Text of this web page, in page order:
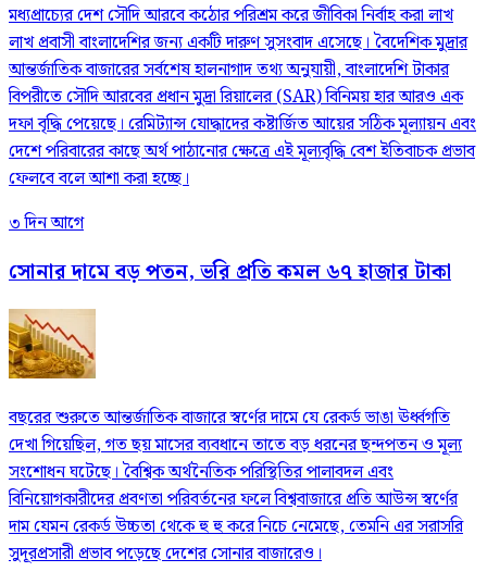
মধ্যপ্রাচ্যের দেশ সৌদি আরবে কঠোর পরিশ্রম করে জীবিকা নির্বাহ করা লাখ
লাখ প্রবাসী বাংলাদেশির জন্য একটি দারুণ সুসংবাদ এসেছে। বৈদেশিক মুদ্রার
আন্তর্জাতিক বাজারের সর্বশেষ হালনাগাদ তথ্য অনুযায়ী, বাংলাদেশি টাকার
বিপরীতে সৌদি আরবের প্রধান মুদ্রা রিয়ালের (SAR) বিনিময় হার আরও এক
দফা বৃদ্ধি পেয়েছে। রেমিট্যান্স যোদ্ধাদের কষ্টার্জিত আয়ের সঠিক মূল্যায়ন এবং
দেশে পরিবারের কাছে অর্থ পাঠানোর ক্ষেত্রে এই মূল্যবৃদ্ধি বেশ ইতিবাচক প্রভাব
ফেলবে বলে আশা করা হচ্ছে।
৩ দিন আগে
সোনার দামে বড় পতন, ভরি প্রতি কমল ৬৭ হাজার টাকা
বছরের শুরুতে আন্তর্জাতিক বাজারে স্বর্ণের দামে যে রেকর্ড ভাঙা ঊর্ধ্বগতি
দেখা গিয়েছিল, গত ছয় মাসের ব্যবধানে তাতে বড় ধরনের ছন্দপতন ও মূল্য
সংশোধন ঘটেছে। বৈশ্বিক অর্থনৈতিক পরিস্থিতির পালাবদল এবং
বিনিয়োগকারীদের প্রবণতা পরিবর্তনের ফলে বিশ্ববাজারে প্রতি আউন্স স্বর্ণের
দাম যেমন রেকর্ড উচ্চতা থেকে হু হু করে নিচে নেমেছে, তেমনি এর সরাসরি
সুদূরপ্রসারী প্রভাব পড়েছে দেশের সোনার বাজারেও।